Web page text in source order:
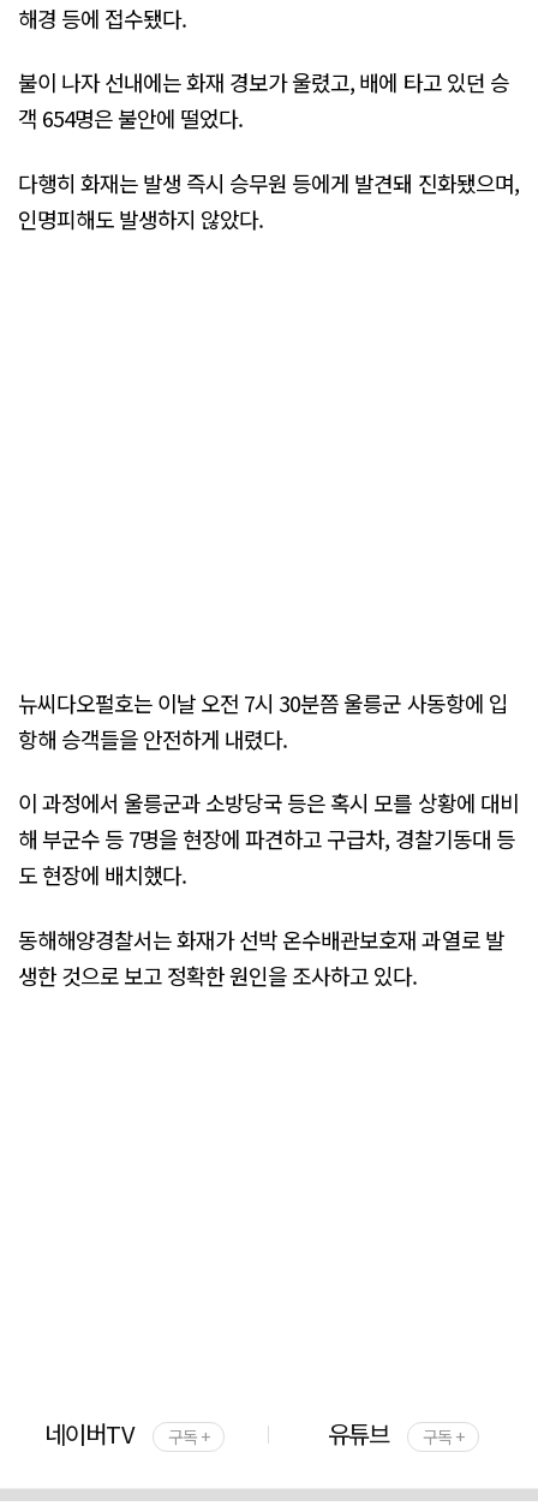
해경 등에 접수됐다.
불이 나자 선내에는 화재 경보가 울렸고, 배에 타고 있던 승
객 654명은 불안에 떨었다.
다행히 화재는 발생 즉시 승무원 등에게 발견돼 진화됐으며,
인명피해도 발생하지 않았다.
뉴씨다오펄호는 이날 오전 7시 30분쯤 울릉군 사동항에 입
항해 승객들을 안전하게 내렸다.
이 과정에서 울릉군과 소방당국 등은 혹시 모를 상황에 대비
해 부군수 등 7명을 현장에 파견하고 구급차, 경찰기동대 등
도 현장에 배치했다.
동해해양경찰서는 화재가 선박 온수배관보호재 과열로 발
생한 것으로 보고 정확한 원인을 조사하고 있다.
네이버TV 구독 + 유튜브 구독 +